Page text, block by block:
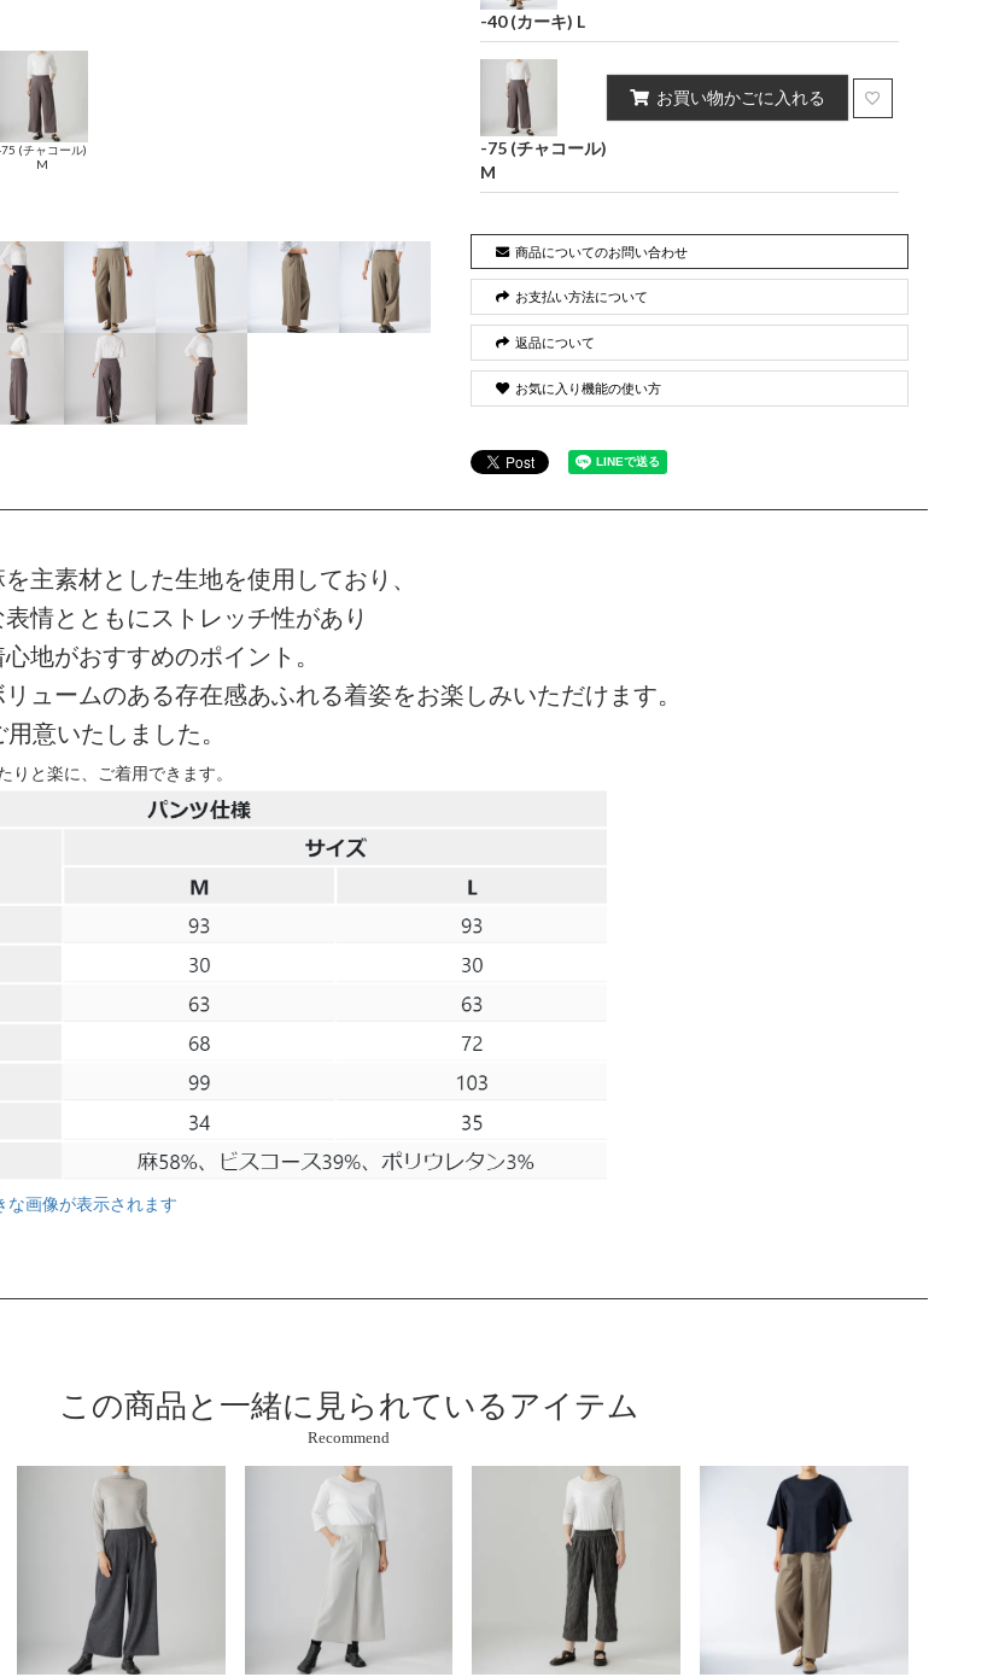
(チャコール)
M
-40 (カーキ) L
-75 (チャコール)
M
お買い物かごに入れる
商品についてのお問い合わせ
お支払い方法について
返品について
お気に入り機能の使い方
主素材とした生地を使用しており、
情とともにストレッチ性があり
地がおすすめのポイント。
ュームのある存在感あふれる着姿をお楽しみいただけます。
意いたしました。
りと楽に、ご着用できます。
な画像が表示されます
この商品と 一緒に見られているアイテム
Recommend